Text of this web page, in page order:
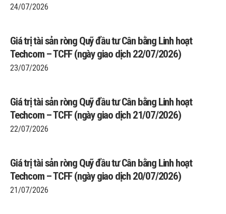
24/07/2026
Giá trị tài sản ròng Quỹ đầu tư Cân bằng Linh hoạt
Techcom – TCFF (ngày giao dịch 22/07/2026)
23/07/2026
Giá trị tài sản ròng Quỹ đầu tư Cân bằng Linh hoạt
Techcom – TCFF (ngày giao dịch 21/07/2026)
22/07/2026
Giá trị tài sản ròng Quỹ đầu tư Cân bằng Linh hoạt
Techcom – TCFF (ngày giao dịch 20/07/2026)
21/07/2026